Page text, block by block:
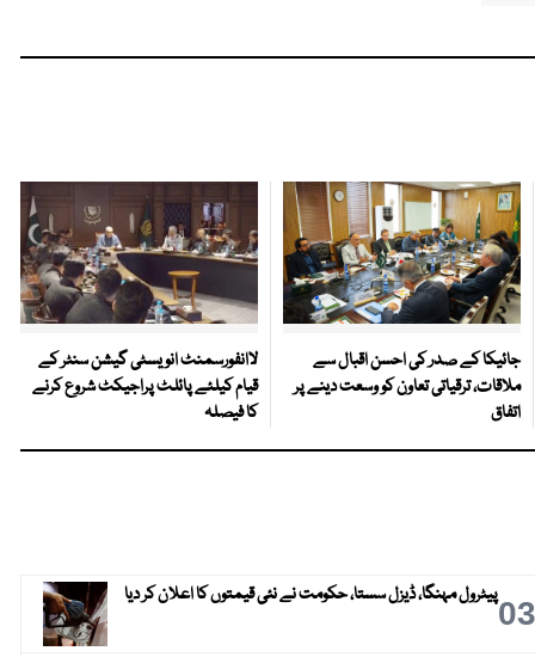
جائیکا کے صدر کی احسن اقبال سے
ملاقات، ترقیاتی تعاون کو وسعت دینے پر
اتفاق
لاانفورسمنٹ انویسٹی گیشن سنٹر کے
قیام کیلئے پائلٹ پراجیکٹ شروع کرنے
کا فیصلہ
03پیٹرول مہنگا، ڈیزل سستا، حکومت نے نئی قیمتوں کا اعلان کر دیا